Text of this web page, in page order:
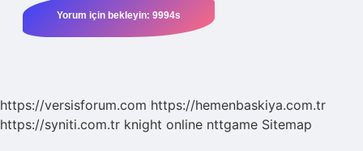
https://versisforum.com https://hemenbaskiya.com.tr
https://syniti.com.tr knight online nttgame Sitemap